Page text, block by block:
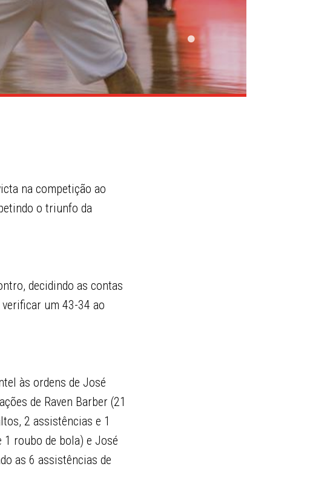
na competição ao
o triunfo da
decidindo as contas
um 43-34 ao
às ordens de José
de Raven Barber (21
2 assistências e 1
roubo de bola) e José
as 6 assistências de